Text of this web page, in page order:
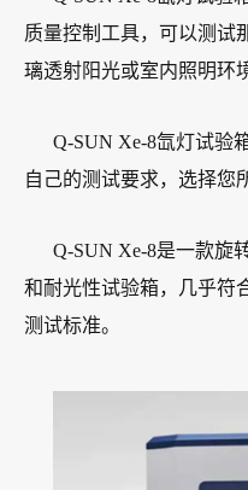
质量控制工具，可以测试
璃透射阳光或室内照明环
Q-SUN Xe-8氙灯试验
自己的测试要求，选择您
Q-SUN Xe-8是一款旋
和耐光性试验箱，几乎符
测试标准。